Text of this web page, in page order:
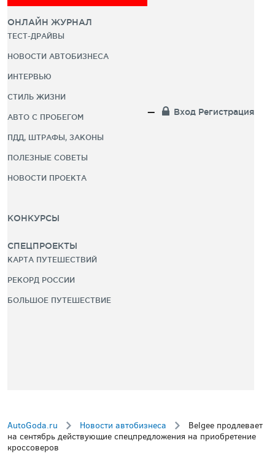
ОНЛАЙН ЖУРНАЛ
ТЕСТ-ДРАЙВЫ
НОВОСТИ АВТОБИЗНЕСА
ИНТЕРВЬЮ
СТИЛЬ ЖИЗНИ
АВТО С ПРОБЕГОМ
ПДД, ШТРАФЫ, ЗАКОНЫ
ПОЛЕЗНЫЕ СОВЕТЫ
НОВОСТИ ПРОЕКТА
КОНКУРСЫ
СПЕЦПРОЕКТЫ
КАРТА ПУТЕШЕСТВИЙ
РЕКОРД РОССИИ
БОЛЬШОЕ ПУТЕШЕСТВИЕ
Вход Регистрация
AutoGoda.ru Новости автобизнеса
Belgee продлевает
на сентябрь действующие спецпредложения на приобретение
кроссоверов